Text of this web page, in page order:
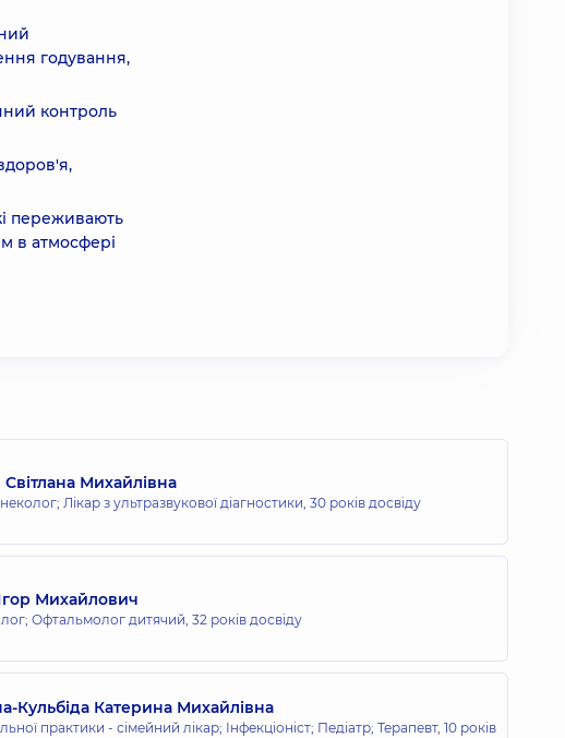
годування,
контроль
переживають
в атмосфері
Світлана Михайлівна
Лікар з ультразвукової діагностики, 30 років досвіду
Михайлович
Офтальмолог дитячий, 32 років досвіду
Кульбіда Катерина Михайлівна
практики - сімейний лікар; Інфекціоніст; Педіатр; Терапевт, 10 років